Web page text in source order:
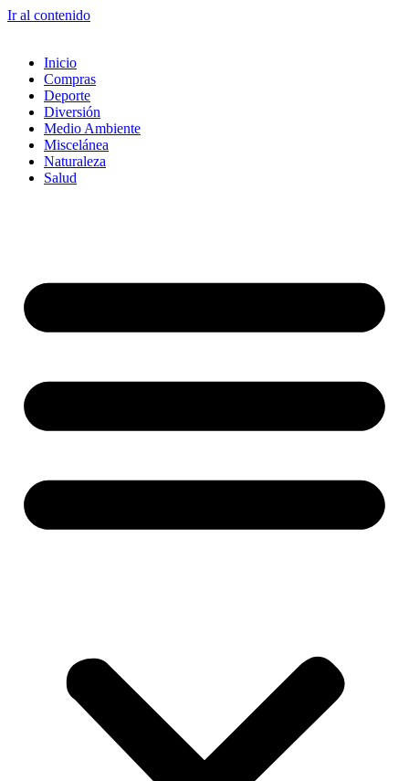
Ir al contenido
Inicio
Compras
Deporte
Diversión
Medio Ambiente
Miscelánea
Naturaleza
Salud